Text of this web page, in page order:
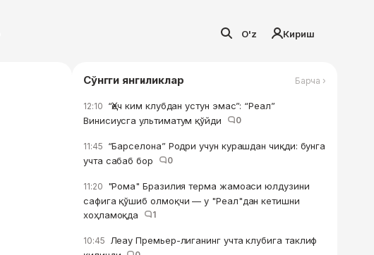
O'z Кириш
Сўнгги янгиликлар Барча ›
12:10 “Ҳеч ким клубдан устун эмас”: “Реал”
Винисиусга ультиматум қўйди
0
11:45 “Барселона” Родри учун курашдан чиқди: бунга
учта сабаб бор
0
11:20 "Рома" Бразилия терма жамоаси юлдузини
сафига қўшиб олмоқчи — у "Реал"дан кетишни
хоҳламоқда
1
10:45
Леау Премьер-лиганинг учта клубига таклиф